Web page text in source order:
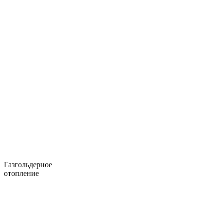
Газгольдерное
отопление